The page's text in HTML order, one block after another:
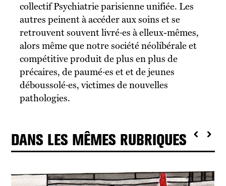
collectif Psychiatrie parisienne unifiée. Les
autres peinent à accéder aux soins et se
retrouvent souvent livré·es à elleux-mêmes,
alors même que notre société néolibérale et
compétitive produit de plus en plus de
précaires, de paumé·es et et de jeunes
déboussolé·es, victimes de nouvelles
pathologies.
DANS LES MÊMES RUBRIQUES